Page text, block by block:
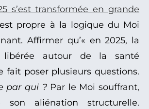
s’est transformée en grande
propre à la logique du Moi
Affirmer qu’« en 2025, la
libérée autour de la santé
fait poser plusieurs questions.
par qui ?Par le Moi souffrant,
son aliénation structurelle.